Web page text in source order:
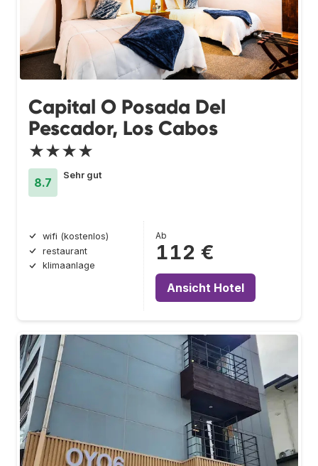
Capital O Posada Del
Pescador, Los Cabos
★★★★
8.7
Sehr gut
wifi (kostenlos)
restaurant
klimaanlage
Ab
112 €
Ansicht Hotel